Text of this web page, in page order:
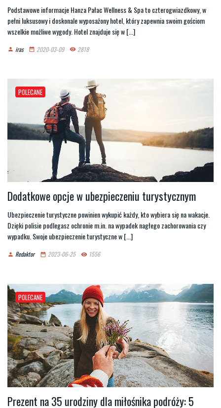
Podstawowe informacje Hanza Pałac Wellness & Spa to czterogwiazdkowy, w
pełni luksusowy i doskonale wyposażony hotel, który zapewnia swoim gościom
wszelkie możliwe wygody. Hotel znajduje się w [...]
person iras date_range 2020-03-09 remove_red_eye 2818
POLECANE
Dodatkowe opcje w ubezpieczeniu turystycznym
Ubezpieczenie turystyczne powinien wykupić każdy, kto wybiera się na wakacje.
Dzięki polisie podlegasz ochronie m.in. na wypadek nagłego zachorowania czy
wypadku. Swoje ubezpieczenie turystyczne w [...]
person Redaktor date_range 2023-06-25 remove_red_eye 1556
POLECANE
Prezent na 35 urodziny dla miłośnika podróży: 5